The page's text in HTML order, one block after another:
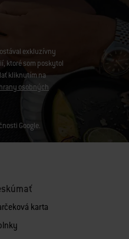
exkluzívny
ktoré som poskytol
kliknutím na
osobných
Google.
karta